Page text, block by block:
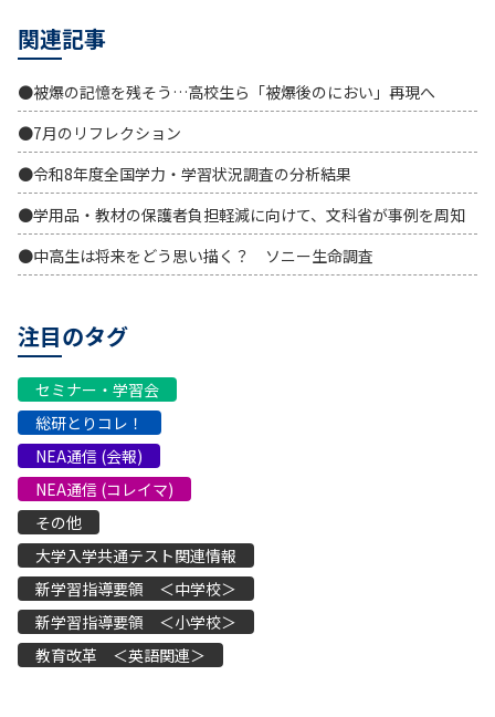
関連記事
●被爆の記憶を残そう…高校生ら「被爆後のにおい」再現へ
●7月のリフレクション
●令和8年度全国学力・学習状況調査の分析結果
●学用品・教材の保護者負担軽減に向けて、文科省が事例を周知
●中高生は将来をどう思い描く？ ソニー生命調査
注目のタグ
セミナー・学習会
総研とりコレ！
NEA通信 (会報)
NEA通信 (コレイマ)
その他
大学入学共通テスト関連情報
新学習指導要領 ＜中学校＞
新学習指導要領 ＜小学校＞
教育改革 ＜英語関連＞